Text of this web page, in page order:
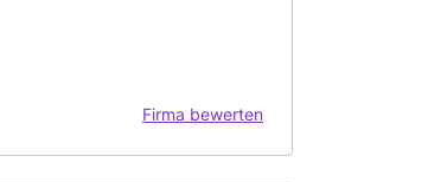
Firma bewerten